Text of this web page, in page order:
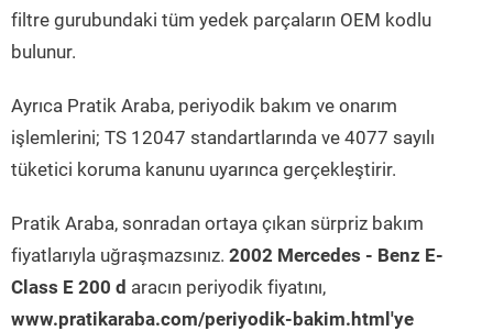
filtre gurubundaki tüm yedek parçaların OEM kodlu
bulunur.
Ayrıca Pratik Araba, periyodik bakım ve onarım
işlemlerini; TS 12047 standartlarında ve 4077 sayılı
tüketici koruma kanunu uyarınca gerçekleştirir.
Pratik Araba, sonradan ortaya çıkan sürpriz bakım
fiyatlarıyla uğraşmazsınız. 2002 Mercedes - Benz E-
Class E 200 d aracın periyodik fiyatını,
www.pratikaraba.com/periyodik-bakim.html'ye